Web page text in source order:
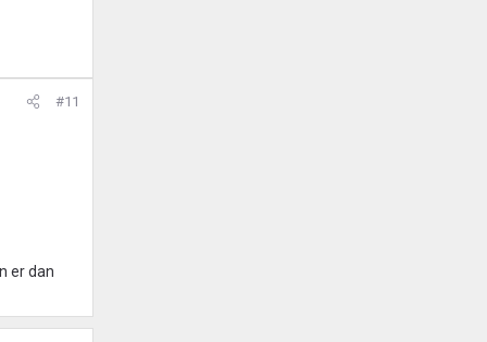
#11
er dan